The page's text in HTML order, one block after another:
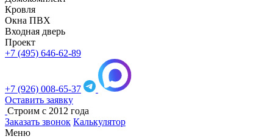
Кровля
Окна ПВХ
Входная дверь
Проект
+7 (495) 646-62-89
+7 (926) 008-65-37
Оставить заявку
Строим с 2012 года
Заказать звонок Калькулятор
Меню